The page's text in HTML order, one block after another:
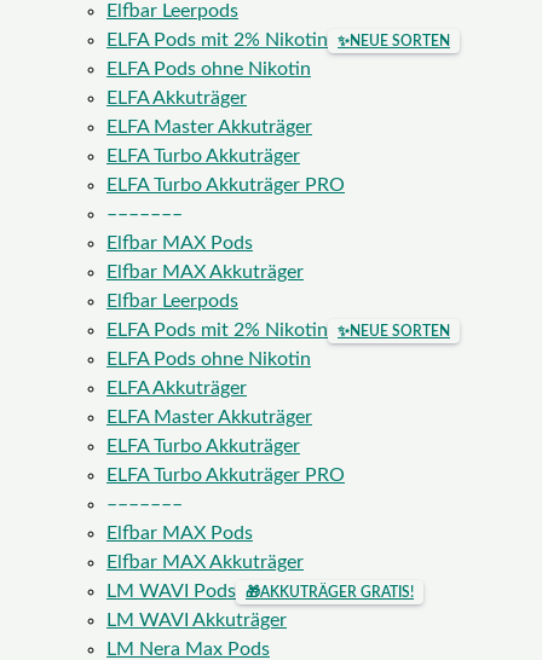
Elfbar Leerpods
ELFA Pods mit 2% Nikotin
✨NEUE SORTEN
ELFA Pods ohne Nikotin
ELFA Akkuträger
ELFA Master Akkuträger
ELFA Turbo Akkuträger
ELFA Turbo Akkuträger PRO
–––––––
Elfbar MAX Pods
Elfbar MAX Akkuträger
Elfbar Leerpods
ELFA Pods mit 2% Nikotin
✨NEUE SORTEN
ELFA Pods ohne Nikotin
ELFA Akkuträger
ELFA Master Akkuträger
ELFA Turbo Akkuträger
ELFA Turbo Akkuträger PRO
–––––––
Elfbar MAX Pods
Elfbar MAX Akkuträger
LM WAVI Pods
🎁AKKUTRÄGER GRATIS!
LM WAVI Akkuträger
LM Nera Max Pods